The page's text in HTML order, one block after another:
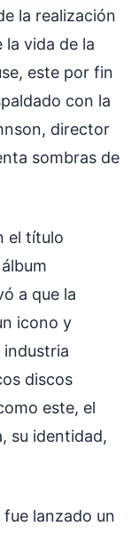
la realización
vida de la
este por fin
con la
director
sombras de
el título
a que la
icono y
discos
este, el
su identidad,
fue lanzado un